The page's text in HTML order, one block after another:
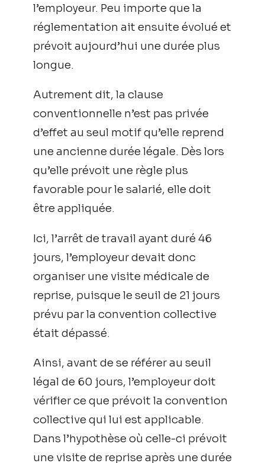
l’employeur. Peu importe que la
réglementation ait ensuite évolué et
prévoit aujourd’hui une durée plus
longue.
Autrement dit, la clause
conventionnelle n’est pas privée
d’effet au seul motif qu’elle reprend
une ancienne durée légale. Dès lors
qu’elle prévoit une règle plus
favorable pour le salarié, elle doit
être appliquée.
Ici, l’arrêt de travail ayant duré 46
jours, l’employeur devait donc
organiser une visite médicale de
reprise, puisque le seuil de 21 jours
prévu par la convention collective
était dépassé.
Ainsi, avant de se référer au seuil
légal de 60 jours, l’employeur doit
vérifier ce que prévoit la convention
collective qui lui est applicable.
Dans l’hypothèse où celle-ci prévoit
une visite de reprise après une durée